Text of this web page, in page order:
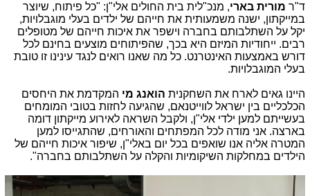
ד"ר מורית בארי, מנכ"לית בית החולים אלי"ן: "כל פיתוח, שיוצר
במייקתון, ישנה משמעותית את חייהם של ילדים בעלי מוגבלויות,
יקל על השתלבותם בחברה וישפר את איכות חייהם של מטופלים
רבים. ייחודיות המיזם היא בכך, שהפיתוחים מוצעים בחינם לכל
דורש באמצעות האינטרנט. כל מה שאנו רואים לנגד עינינו זו טובת
בעלי המוגבלויות.
היינו גאים לארח את השחקנית הואנג מי המקדמת את היחסים
הכלכליים בין ישראל לווייטנאם, שהגיעה לחזות בטובי המומחים
בעשייתם למען ילדי אלי"ן, ולקבל השראה לאירוע מייקתון דומה
בארצה. אני מודה לכל המפתחים והאורחים, שהתגייסו למען
המטרה אליה אנו שואפים בכל יום באלי"ן, שיפור איכות חייהם של
הילדים במחלקות השיקומיות והקלה על השתלבותם בחברה".